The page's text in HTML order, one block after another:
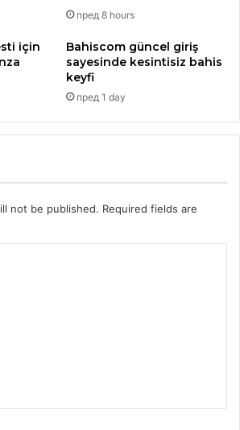
пред 8 hours
için
Bahiscom güncel giriş
sayesinde kesintisiz bahis
keyfi
пред 1 day
not be published. Required fields are